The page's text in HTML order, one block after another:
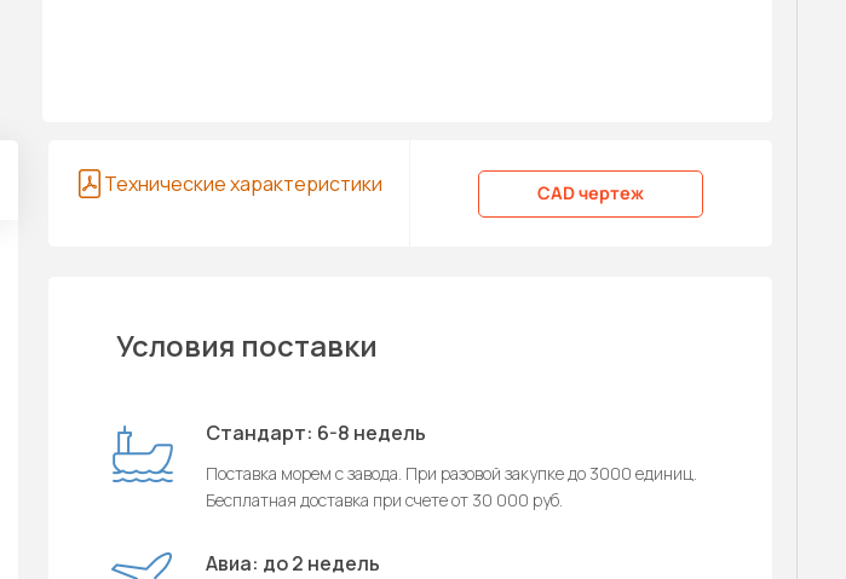
Технические характеристики CAD чертеж
Условия поставки
Стандарт: 6-8 недель
Поставка морем с завода. При разовой закупке до 3000 единиц.
Бесплатная доставка при счете от 30 000 руб.
Авиа: до 2 недель